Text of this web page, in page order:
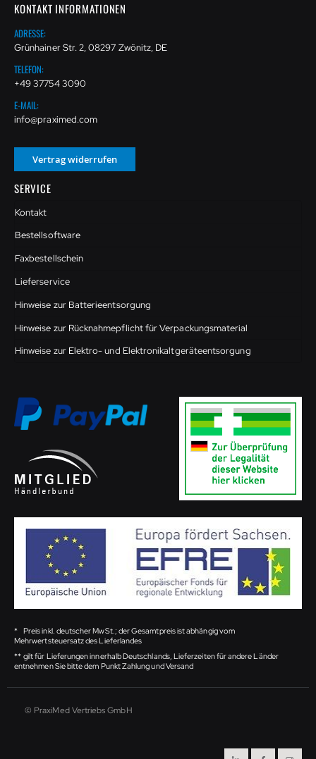
KONTAKT INFORMATIONEN
ADRESSE:
Grünhainer Str. 2, 08297 Zwönitz, DE
TELEFON:
+49 37754 3090
E-MAIL:
info@praximed.com
Vertrag widerrufen
SERVICE
Kontakt
Bestellsoftware
Faxbestellschein
Lieferservice
Hinweise zur Batterieentsorgung
Hinweise zur Rücknahmepflicht für Verpackungsmaterial
Hinweise zur Elektro- und Elektronikaltgeräteentsorgung
* Preis inkl. deutscher MwSt.; der Gesamtpreis ist abhängig vom
Mehrwertsteuersatz des Lieferlandes
** gilt für Lieferungen innerhalb Deutschlands, Lieferzeiten für andere Länder
entnehmen Sie bitte dem Punkt Zahlung und Versand
© PraxiMed Vertriebs GmbH